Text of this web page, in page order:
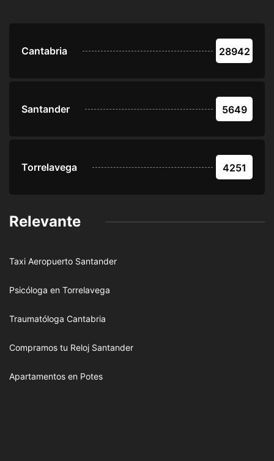
Cantabria 28942
Santander 5649
Torrelavega 4251
Relevante
Taxi Aeropuerto Santander
Psicóloga en Torrelavega
Traumatóloga Cantabria
Compramos tu Reloj Santander
Apartamentos en Potes